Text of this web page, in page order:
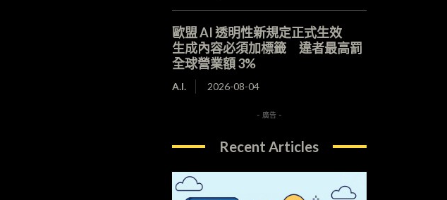
歐盟 AI 透明性新規定正式生效
生成內容必須加標籤 違者最高罰
全球營業額 3%
A.I. 2026-08-04
- 廣告 -
Recent Articles